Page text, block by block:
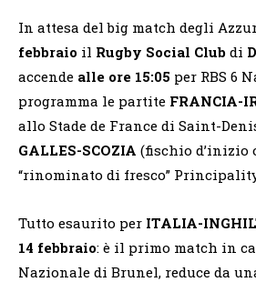
In attesa del big match degli
febbraio il Rugby Social Club di
accende alle ore 15:05 per RBS 6
programma le partite FRANCIA-
allo Stade de France di Saint-
GALLES-SCOZIA (fischio d’inizio
“rinominato di fresco”
Tutto esaurito per ITALIA-
14 febbraio: è il primo match in
Nazionale di Brunel, reduce da